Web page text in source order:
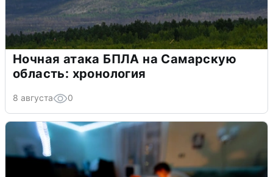
Ночная атака БПЛА на Самарскую
область: хронология
8 августа 0